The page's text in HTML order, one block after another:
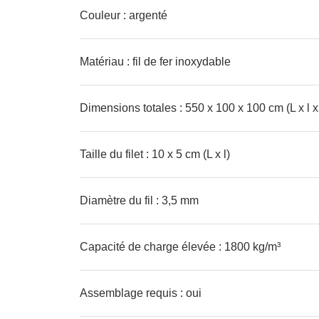
Couleur : argenté
Matériau : fil de fer inoxydable
Dimensions totales : 550 x 100 x 100 cm (L x l
Taille du filet : 10 x 5 cm (L x l)
Diamètre du fil : 3,5 mm
Capacité de charge élevée : 1800 kg/m³
Assemblage requis : oui